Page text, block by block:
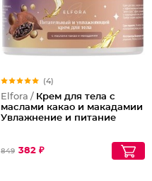
(4)
Elfora / Крем для тела с
маслами какао и макадамии
Увлажнение и питание
849 382 ₽